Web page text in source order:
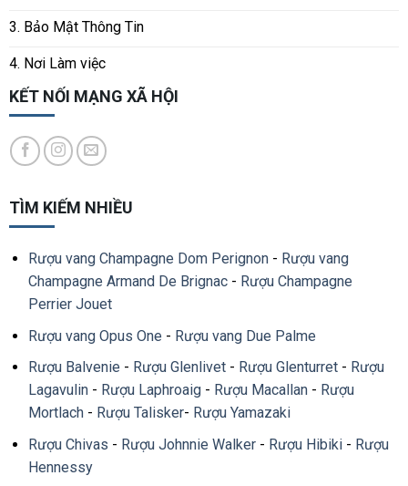
3. Bảo Mật Thông Tin
4. Nơi Làm việc
KẾT NỐI MẠNG XÃ HỘI
TÌM KIẾM NHIỀU
Rượu vang Champagne Dom Perignon- Rượu vang
Champagne Armand De Brignac- Rượu Champagne
Perrier Jouet
Rượu vang Opus One - Rượu vang Due Palme
Rượu Balvenie - Rượu Glenlivet- Rượu Glenturret- Rượu
Lagavulin- Rượu Laphroaig- Rượu Macallan- Rượu
Mortlach- Rượu Talisker- Rượu Yamazaki
Rượu Chivas - Rượu Johnnie Walker- Rượu Hibiki- Rượu
Hennessy